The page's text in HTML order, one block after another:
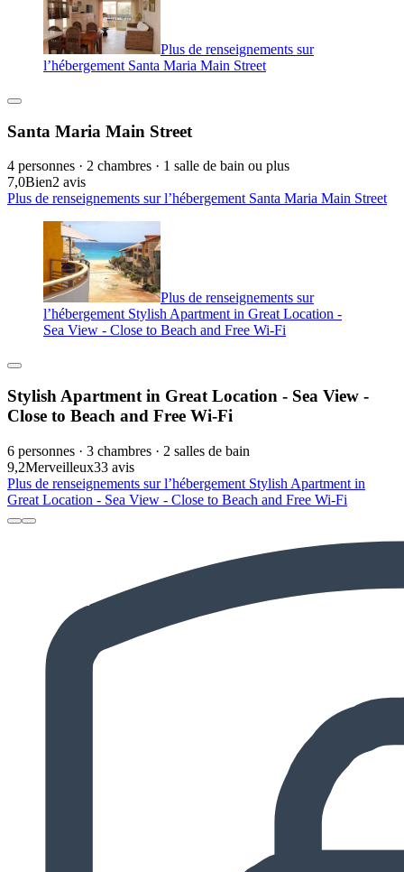
Plus de renseignements sur
l’hébergement Santa Maria Main Street
Santa Maria Main Street
4 personnes · 2 chambres · 1 salle de bain ou plus
7,0Bien2 avis
Plus de renseignements sur l’hébergement Santa Maria Main Street
Plus de renseignements sur
l’hébergement Stylish Apartment in Great Location -
Sea View - Close to Beach and Free Wi-Fi
Stylish Apartment in Great Location - Sea View -
Close to Beach and Free Wi-Fi
6 personnes · 3 chambres · 2 salles de bain
9,2Merveilleux33 avis
Plus de renseignements sur l’hébergement Stylish Apartment in
Great Location - Sea View - Close to Beach and Free Wi-Fi